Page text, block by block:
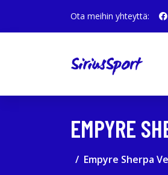
Ota meihin yhteyttä:
EMPYRE
Empyre Sherpa